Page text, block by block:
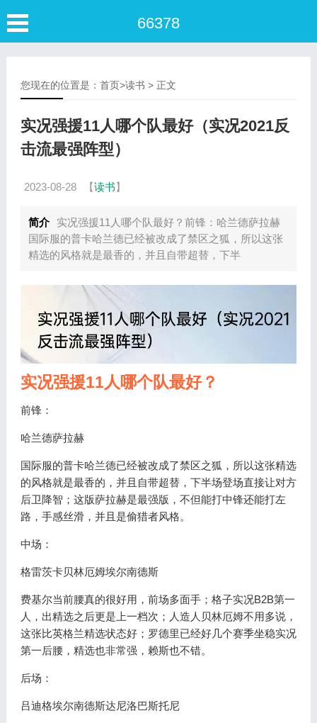
66378
您现在的位置是： 首页>读书 > 正文
实况强援11人哪个队最好（实况2021反
击流最强阵型）
2023-08-28 【读书】
简介
实况强援11人哪个队最好？前锋：哈兰德萨拉赫
国际服的普卡哈兰德已经被改成了禁区之狐，所以这张
精选的风格就是最香的，并且自带超替，下半
实况强援11人哪个队最好？
前锋：
哈兰德萨拉赫
国际服的普卡哈兰德已经被改成了禁区之狐，所以这张精选
的风格就是最香的，并且自带超替，下半场登场直接让对方
后卫降智；这版萨拉赫是最强版，不但能打中锋还能打左
路，手感丝滑，并且是偷猎者风格。
中场：
格雷茨卡贝林厄姆埃尔南德斯
费基尔当前腰真的很好用，前场多面手；格子实况B2B第一
人，出精选之后更是上一档次；人造人贝林厄姆不用多说，
这张比英格兰精选状态好；罗德里已经好几个赛季坐稳实况
第一后腰，精选也非常强，赖斯也不错。
后场：
吕迪格埃尔南德斯达尼洛巴斯托尼